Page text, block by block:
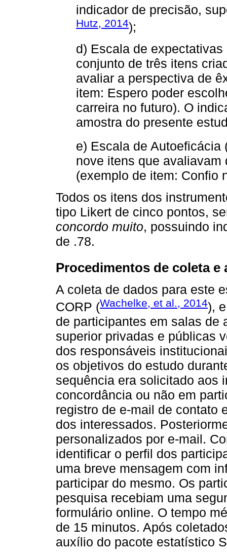
indicador de precisão,
Hutz, 2014);
d) Escala de
conjunto de três itens
avaliar a perspectiva de
item: Espero poder
carreira no futuro). O
amostra do presente
e) Escala de Autoeficácia
nove itens que
(exemplo de item: Confio
Todos os itens dos
tipo Likert de cinco pontos,
concordo muito, possuindo
de .78.
Procedimentos de coleta e
A coleta de dados para este
CORP (Wachelke, et al., 2014),
de participantes em salas de
superior privadas e públicas
dos responsáveis
os objetivos do estudo
sequência era solicitado aos
concordância ou não em
registro de e-mail de contato
dos interessados.
personalizados por e-mail.
identificar o perfil dos
uma breve mensagem com
participar do mesmo. Os
pesquisa recebiam uma
formulário online. O tempo
de 15 minutos. Após
auxílio do pacote estatístico